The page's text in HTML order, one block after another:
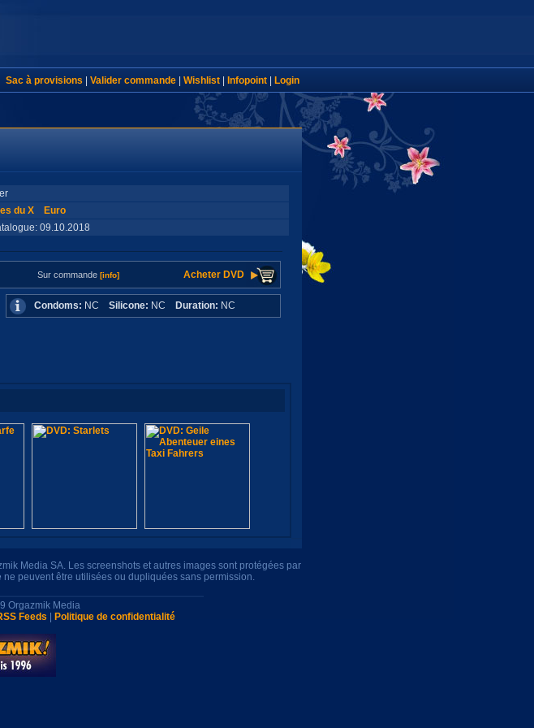
Sac à provisions Valider commande| Wishlist| Infopoint| Login
du X
Euro
09.10.2018
Sur commande [info] Acheter DVD
Condoms: NC Silicone: NC Duration: NC
Media SA. Les screenshots et autres images sont protégées par
peuvent être utilisées ou dupliquées sans permission.
Orgazmik Media
Feeds Politique de confidentialité